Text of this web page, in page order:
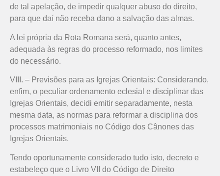
de tal apelação, de impedir qualquer abuso do direito,
para que daí não receba dano a salvação das almas.
A lei própria da Rota Romana será, quanto antes,
adequada às regras do processo reformado, nos limites
do necessário.
VIII. – Previsões para as Igrejas Orientais: Considerando,
enfim, o peculiar ordenamento eclesial e disciplinar das
Igrejas Orientais, decidi emitir separadamente, nesta
mesma data, as normas para reformar a disciplina dos
processos matrimoniais no Código dos Cânones das
Igrejas Orientais.
Tendo oportunamente considerado tudo isto, decreto e
estabeleço que o Livro VII do Código de Direito